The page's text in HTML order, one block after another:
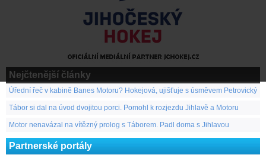
Nejčtenější články
Úřední řeč v kabině Banes Motoru? Hokejová, ujišťuje s úsměvem Petrovický
Tábor si dal na úvod dvojitou porci. Pomohl k rozjezdu Jihlavě a Motoru
Motor nenavázal na vítězný prolog s Táborem. Padl doma s Jihlavou
Partnerské portály